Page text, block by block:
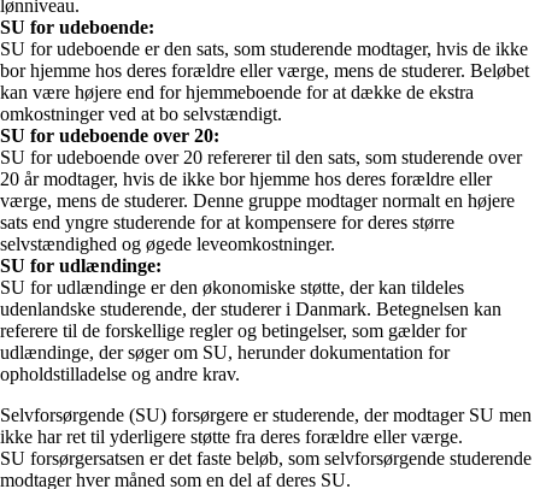
lønniveau.
SU for udeboende:
SU for udeboende er den sats, som studerende modtager, hvis de ikke
bor hjemme hos deres forældre eller værge, mens de studerer. Beløbet
kan være højere end for hjemmeboende for at dække de ekstra
omkostninger ved at bo selvstændigt.
SU for udeboende over 20:
SU for udeboende over 20 refererer til den sats, som studerende over
20 år modtager, hvis de ikke bor hjemme hos deres forældre eller
værge, mens de studerer. Denne gruppe modtager normalt en højere
sats end yngre studerende for at kompensere for deres større
selvstændighed og øgede leveomkostninger.
SU for udlændinge:
SU for udlændinge er den økonomiske støtte, der kan tildeles
udenlandske studerende, der studerer i Danmark. Betegnelsen kan
referere til de forskellige regler og betingelser, som gælder for
udlændinge, der søger om SU, herunder dokumentation for
opholdstilladelse og andre krav.
Selvforsørgende (SU) forsørgere er studerende, der modtager SU men
ikke har ret til yderligere støtte fra deres forældre eller værge.
SU forsørgersatsen er det faste beløb, som selvforsørgende studerende
modtager hver måned som en del af deres SU.